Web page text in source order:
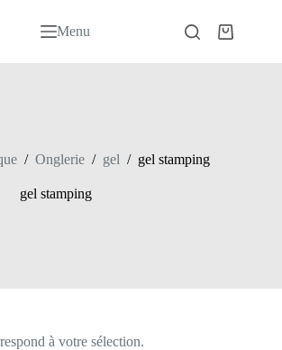
Menu
Panier
/ Onglerie / gel / gel stamping
gel stamping
à votre sélection.